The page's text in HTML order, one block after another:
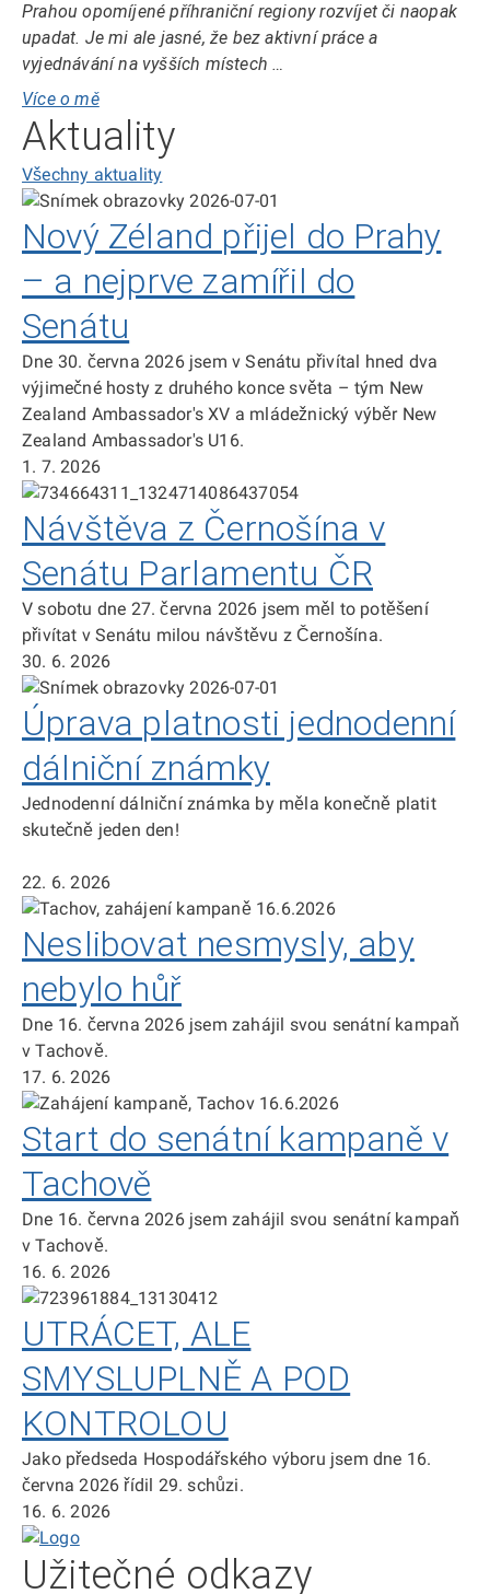
Prahou opomíjené příhraniční regiony rozvíjet či naopak
upadat. Je mi ale jasné, že bez aktivní práce a
vyjednávání na vyšších místech …
Více o mě
Aktuality
Všechny aktuality
Nový Zéland přijel do Prahy
– a nejprve zamířil do
Senátu
Dne 30. června 2026 jsem v Senátu přivítal hned dva
výjimečné hosty z druhého konce světa – tým New
Zealand Ambassador's XV a mládežnický výběr New
Zealand Ambassador's U16.
1. 7. 2026
Návštěva z Černošína v
Senátu Parlamentu ČR
V sobotu dne 27. června 2026 jsem měl to potěšení
přivítat v Senátu milou návštěvu z Černošína.
30. 6. 2026
Úprava platnosti jednodenní
dálniční známky
Jednodenní dálniční známka by měla konečně platit
skutečně jeden den!
22. 6. 2026
Neslibovat nesmysly, aby
nebylo hůř
Dne 16. června 2026 jsem zahájil svou senátní kampaň
v Tachově.
17. 6. 2026
Start do senátní kampaně v
Tachově
Dne 16. června 2026 jsem zahájil svou senátní kampaň
v Tachově.
16. 6. 2026
UTRÁCET, ALE
SMYSLUPLNĚ A POD
KONTROLOU
Jako předseda Hospodářského výboru jsem dne 16.
června 2026 řídil 29. schůzi.
16. 6. 2026
Domů
Užitečné odkazy